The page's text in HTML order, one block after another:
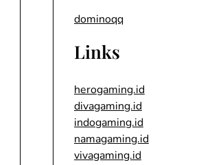
dominoqq
Links
herogaming.id
divagaming.id
indogaming.id
namagaming.id
vivagaming.id